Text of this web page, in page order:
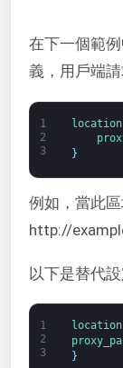
在下一個範
義，用戶端
1
2
3
location
}
例如，當此
http://
以下是替代
1
2
3
location
}